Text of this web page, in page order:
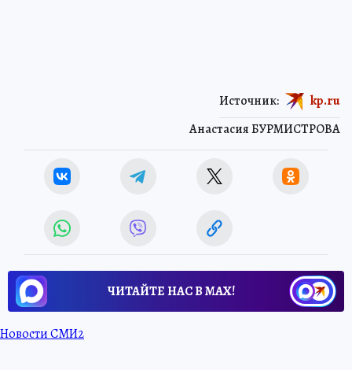
Анастасия БУРМИСТРОВА
Источник: kp.ru
ЧИТАЙТЕ НАС В МАХ!
Новости СМИ2